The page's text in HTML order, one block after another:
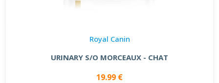
Royal Canin
URINARY S/O MORCEAUX - CHAT
19.99 €